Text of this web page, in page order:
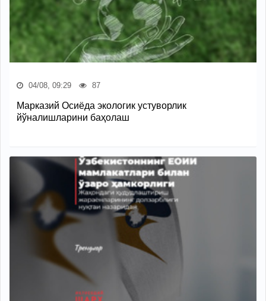
04/08, 09:29 87
Марказий Осиёда экологик устуворлик
йўналишларини баҳолаш